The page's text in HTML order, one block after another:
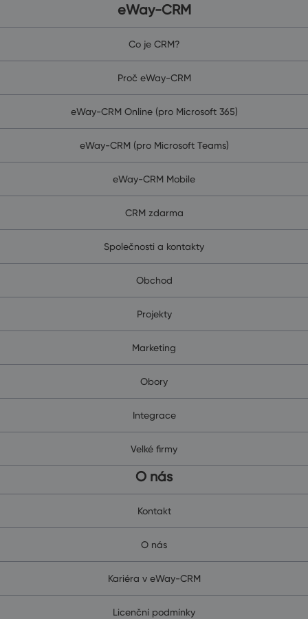
eWay-CRM
Co je CRM?
Proč eWay-CRM
eWay-CRM Online (pro Microsoft 365)
eWay-CRM (pro Microsoft Teams)
eWay-CRM Mobile
CRM zdarma
Společnosti a kontakty
Obchod
Projekty
Marketing
Obory
Integrace
Velké firmy
O nás
Kontakt
O nás
Kariéra v eWay-CRM
Licenční podmínky